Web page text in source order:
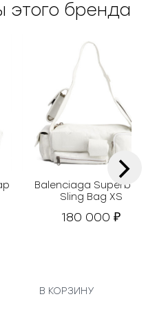
этого бренда
Balenciaga Superbusy
Sling Bag XS
180 000₽
В КОРЗИНУ
›